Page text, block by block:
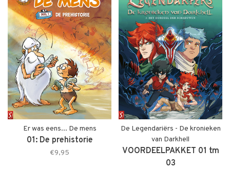
Er was eens... De mens
01: De prehistorie
€9,95
De Legendariërs - De kronieken
van Darkhell
VOORDEELPAKKET 01 tm
03